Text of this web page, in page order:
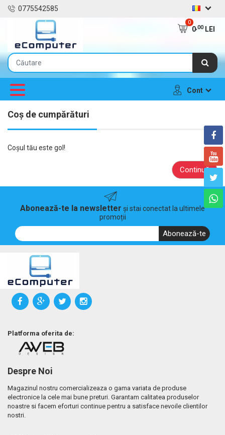
0775542585
0
0,00LEI
Cont
Coș de cumpărături
Coșul tău este gol!
Continuă
Abonează-te la newsletter și stai conectat la ultimele
promoții
Abonează-te
Platforma oferita de:
Despre Noi
Magazinul nostru comercializeaza o gama variata de produse
electronice la cele mai bune preturi. Garantam calitatea produselor
noastre si facem eforturi continue pentru a satisface nevoile clientilor
nostri.